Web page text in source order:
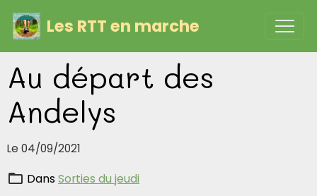
Les RTT en marche
Au départ des
Andelys
Le 04/09/2021
DansSorties du jeudi